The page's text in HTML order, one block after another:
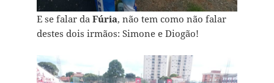
E se falar da Fúria, não tem como não falar
destes dois irmãos: Simone e Diogão!